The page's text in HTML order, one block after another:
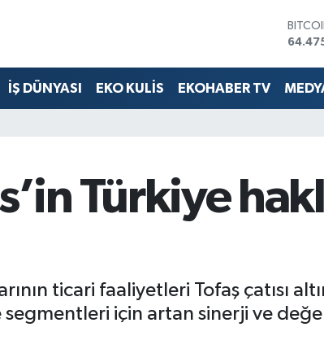
İŞ DÜNYASI EKO KULİS EKOHABER TV
Türkiye
ticari faaliyetleri Tofaş çatısı
için artan sinerji ve